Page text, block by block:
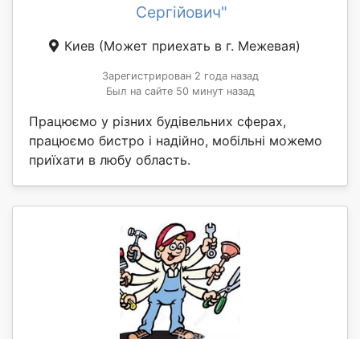
Сергійович"
Киев (Может приехать в г. Межевая)
Зарегистрирован 2 года назад
Был на сайте 50 минут назад
Працюємо у різних будівельних сферах,
працюємо бистро і надійно, мобільні можемо
приїхати в любу область.